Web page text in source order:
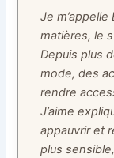
Je
matières, le
Depuis plus
mode, des
rendre
J’aime
appauvrir et
plus